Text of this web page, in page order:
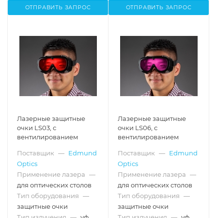
ОТПРАВИТЬ ЗАПРОС ОТПРАВИТЬ ЗАПРОС
Лазерные защитные
очки LS03, с
вентилированием
Поставщик — Edmund
Optics
Применение лазера —
для оптических столов
Тип оборудования —
защитные очки
Лазерные защитные
очки LS06, с
вентилированием
Поставщик — Edmund
Optics
Применение лазера —
для оптических столов
Тип оборудования —
защитные очки